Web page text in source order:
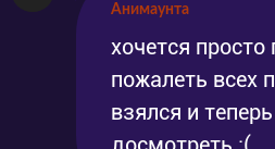
Анимаунта
хочется
пожалеть всех
взялся и